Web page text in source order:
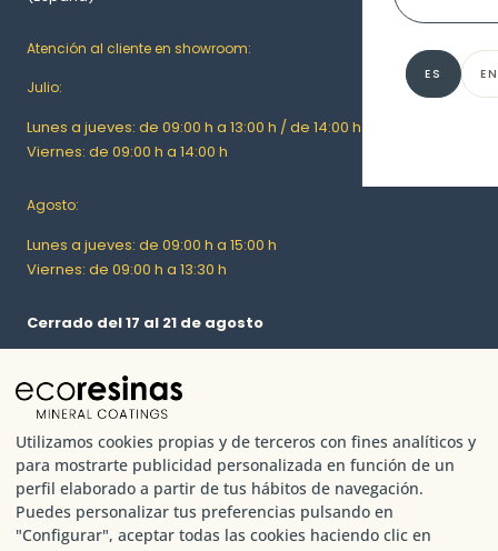
48
INDUSTRIA
ES EN
Atención al cliente en showroom:
Julio:
Lunes a jueves: de 09:00 h a 13:00 h / de 14:00 h a 16:30 h
Viernes: de 09:00 h a 14:00 h
Agosto:
Lunes a jueves: de 09:00 h a 15:00 h
Viernes: de 09:00 h a 13:30 h
Cerrado del 17 al 21 de agosto
FÁBRICA Y ALMACÉN
Camí Can Quadres, 31, Nave 32 | 08203 Sabadell, Barcelona
(España)
Horario de verano (a partir del 29/06/2026):
Utilizamos cookies propias y de terceros con fines analíticos y
para mostrarte publicidad personalizada en función de un
perfil elaborado a partir de tus hábitos de navegación.
Puedes personalizar tus preferencias pulsando en
"Configurar", aceptar todas las cookies haciendo clic en